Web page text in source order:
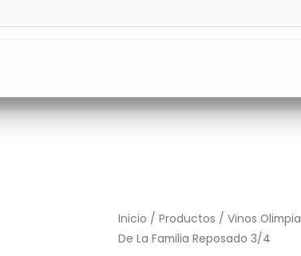
Inicio / Productos / Vinos Olimpia
De La Familia Reposado 3/4